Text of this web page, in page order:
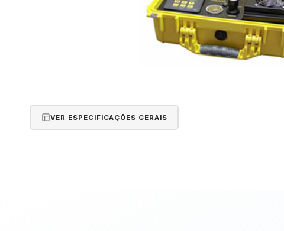
VER ESPECIFICAÇÕES GERAIS